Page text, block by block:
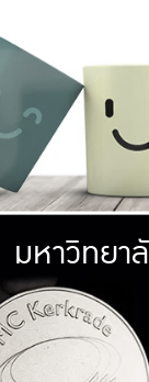
แ
มหาวิทยา